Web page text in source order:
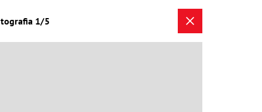
1/5